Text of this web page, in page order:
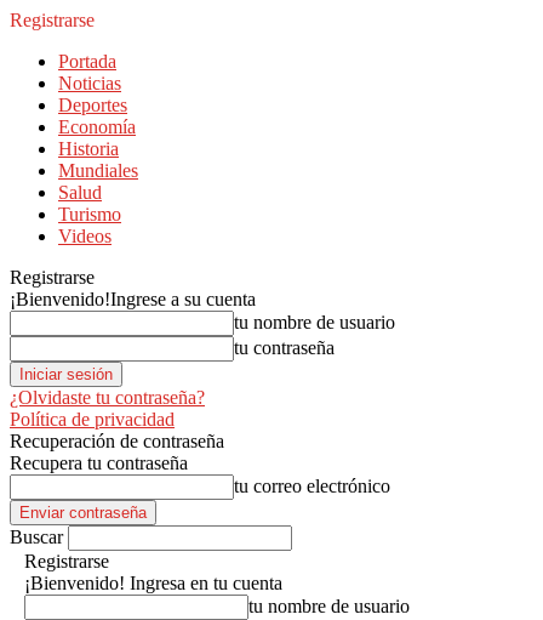
Registrarse
Portada
Noticias
Deportes
Economía
Historia
Mundiales
Salud
Turismo
Videos
Registrarse
¡Bienvenido!Ingrese a su cuenta
tu nombre de usuario
tu contraseña
¿Olvidaste tu contraseña?
Política de privacidad
Recuperación de contraseña
Recupera tu contraseña
tu correo electrónico
Buscar
Registrarse
¡Bienvenido! Ingresa en tu cuenta
tu nombre de usuario